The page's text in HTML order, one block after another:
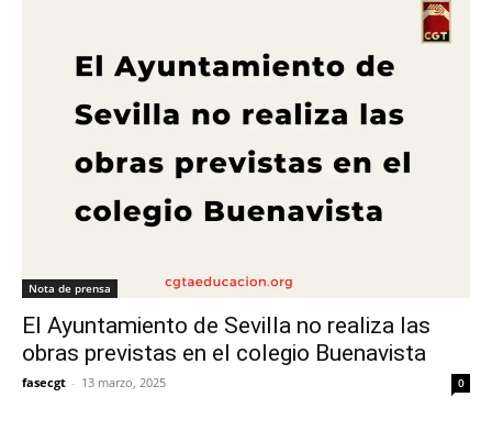
Nota de prensa
El Ayuntamiento de Sevilla no realiza las
obras previstas en el colegio Buenavista
fasecgt - 13 marzo, 2025 0